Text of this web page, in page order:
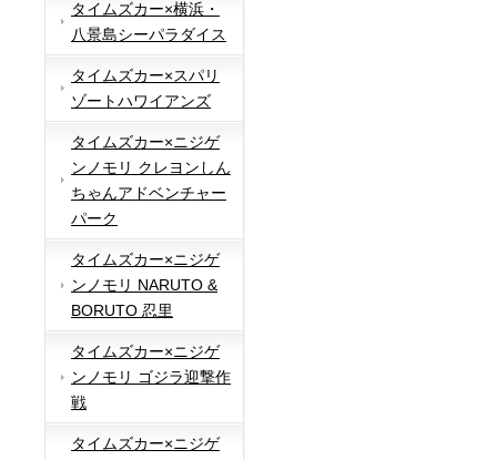
タイムズカー×横浜・
八景島シーパラダイス
タイムズカー×スパリ
ゾートハワイアンズ
タイムズカー×ニジゲ
ンノモリ クレヨンしん
ちゃんアドベンチャー
パーク
タイムズカー×ニジゲ
ンノモリ NARUTO &
BORUTO 忍里
タイムズカー×ニジゲ
ンノモリ ゴジラ迎撃作
戦
タイムズカー×ニジゲ